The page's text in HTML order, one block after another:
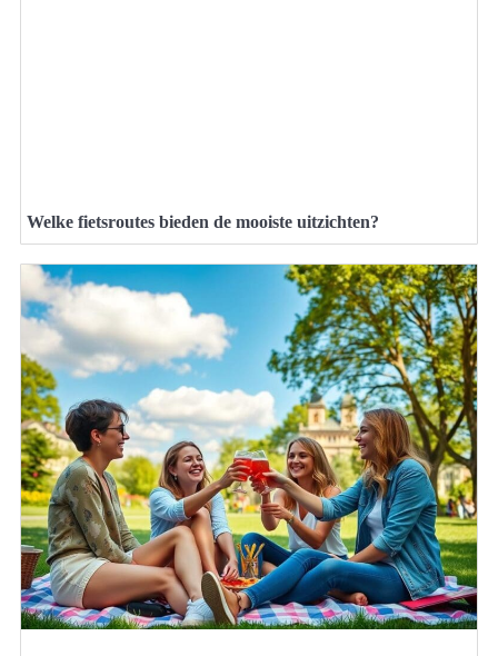
Welke fietsroutes bieden de mooiste uitzichten?